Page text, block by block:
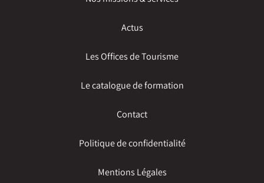
Actus
Les Offices de Tourisme
Le catalogue de formation
Contact
Politique de confidentialité
Mentions Légales